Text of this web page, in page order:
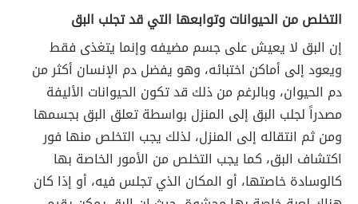
التخلص من الحيوانات وتوابعها التي قد تجلب البق
إن البق لا يعيش على جسم مضيفه وإنما يتغذى فقط
ويعود إلى أماكن اختبائه، وهو يفضل دم الإنسان أكثر من
دم الحيوان، وبالرغم من ذلك قد تكون الحيوانات الأليفة
مصدراً لجلب البق إلى المنزل بواسطة تعلق البق بجسمها
ومن ثم انتقاله إلى المنزل، لذلك يجب التخلص منها فور
اكتشاف البق، كما يجب التخلص من الأمور الخاصة بها
كالوسادة خاصتها، أو المكان الذي تجلس فيه، أو إذا كان